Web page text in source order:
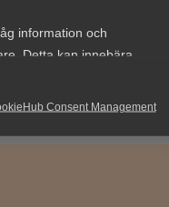
information och
Detta kan innebära
Consent Management